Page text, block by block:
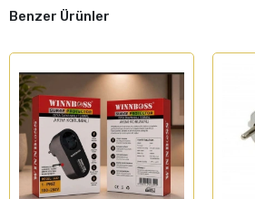
Benzer Ürünler